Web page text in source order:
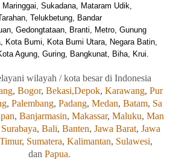
Maringgai, Sukadana, Mataram Udik,
Telukbetung, Bandar
Gedongtataan, Branti, Metro, Gunung
Kota Bumi, Kota Bumi Utara, Negara Batin,
Agung, Guring, Bangkunat, Biha, Krui.
wilayah / kota besar di Indonesia
, Bogor, Bekasi,Depok, Karawang, Pur
, Palembang, Padang, Medan, Batam, Sa
, Banjarmasin, Makassar, Maluku, Man
Surabaya, Bali, Banten, Jawa Barat, Jawa
, Sumatera, Kalimantan, Sulawesi,
dan Papua.